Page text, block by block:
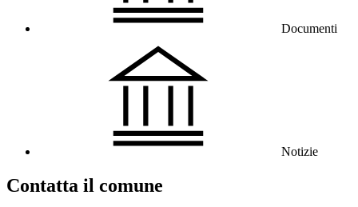
Documenti
Notizie
Contatta il comune